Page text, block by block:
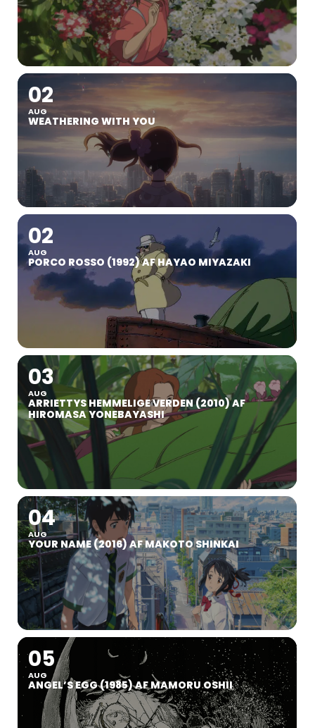
02
AUG
WEATHERING WITH YOU
02
AUG
PORCO ROSSO (1992) AF HAYAO MIYAZAKI
03
AUG
ARRIETTYS HEMMELIGE VERDEN (2010) AF
HIROMASA YONEBAYASHI
04
AUG
YOUR NAME (2016) AF MAKOTO SHINKAI
05
AUG
ANGEL’S EGG (1985) AF MAMORU OSHII